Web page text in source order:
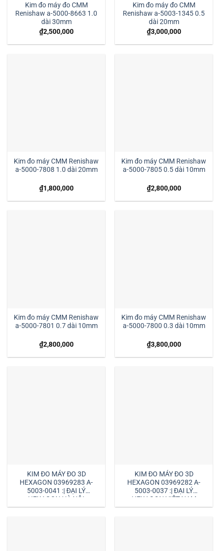
Kim đo máy đo CMM
Renishaw a-5000-8663 1.0
dài 30mm
₫2,500,000
Kim đo máy đo CMM
Renishaw a-5003-1345 0.5
dài 20mm
₫3,000,000
Kim đo máy CMM Renishaw
a-5000-7808 1.0 dài 20mm
₫1,800,000
Kim đo máy CMM Renishaw
a-5000-7805 0.5 dài 10mm
₫2,800,000
Kim đo máy CMM Renishaw
a-5000-7801 0.7 dài 10mm
₫2,800,000
Kim đo máy CMM Renishaw
a-5000-7800 0.3 dài 10mm
₫3,800,000
KIM ĐO MÁY ĐO 3D
HEXAGON 03969283 A-
5003-0041 :| ĐẠI LÝ
HEXAGON HÀ NỘI
KIM ĐO MÁY ĐO 3D
HEXAGON 03969282 A-
5003-0037 :| ĐẠI LÝ
HEXAGON VIỆT NAM